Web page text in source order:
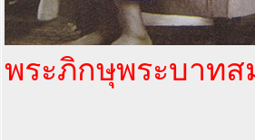
พระภิกษุพระบาทส